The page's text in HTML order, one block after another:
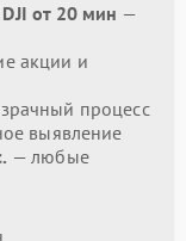
от 20 мин —
акции и
процесс
выявление
— любые